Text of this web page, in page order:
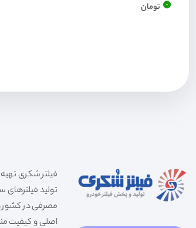
0 تومان
تولید فیلترهای
مصرفی در کشور و
اصلی و کیفیت